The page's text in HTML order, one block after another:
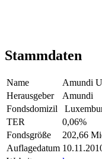
Stammdaten
Name
Amundi
Herausgeber
Amundi
Fondsdomizil
TER
0,06%
Fondsgröße
202,66
Auflagedatum